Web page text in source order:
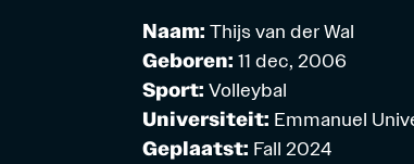
Naam: Thijs van der Wal
Geboren: 11 dec, 2006
Sport: Volleybal
Universiteit: Emmanuel
Geplaatst: Fall 2024